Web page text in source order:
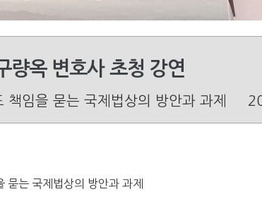
량옥 변호사 초청 강연
임을 묻는 국제법상의 방안과 과제
묻는 국제법상의 방안과 과제